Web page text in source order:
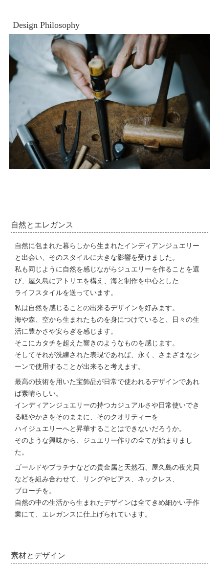
Design Philosophy
自然とエレガンス
自然に包まれた暮らしから生まれたインディアンジュエリー
と出会い、そのスタイルに大きな影響を受けました。
私も同じように自然を感じながらジュエリーを作ることを選
び、屋久島にアトリエを構え、海と制作を中心とした
ライフスタイルを送っています。
私は自然を感じることの出来るデザインを好みます。
海や森、空から生まれたものを身につけていると、日々の生
活に豊かさや安らぎを感じます。
そこにカタチを超えた響きのようなものを感じます。
そしてそれが洗練された表現であれば、永く、さまざまなシ
ーンで使用することが出来ると考えます。
最高の技術を用いた宝飾品が日常で使われるデザインであれ
ば素晴らしい。
インディアンジュエリーの持つカジュアルさや日常使いでき
る軽やかさをそのままに、そのクオリティーを
ハイジュエリーへと昇華することはできないだろうか。
そのような興味から、ジュエリー作りの全てが始まりまし
た。
ゴールドやプラチナなどの貴金属と天然石、屋久島の夜光貝
などを組み合わせて、リングやピアス、ネックレス、
ブローチを。
自然の中の生活から生まれたデザインは全てきめ細かい手作
業にて、エレガンスに仕上げられています。
素材とデザイン